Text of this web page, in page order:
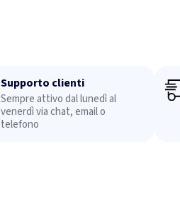
Supporto clienti
Sempre attivo dal lunedì al
venerdì via chat, email o
telefono